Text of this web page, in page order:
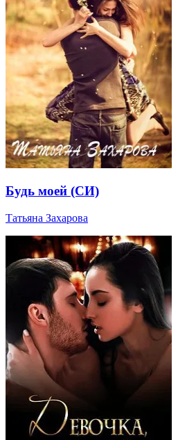
Будь моей (СИ)
Татьяна Захарова